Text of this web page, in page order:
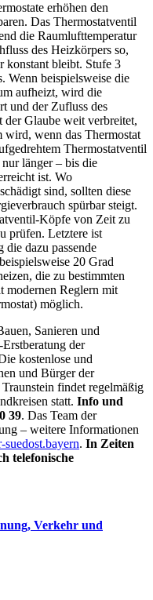
erhöhen den
Das Thermostatventil
die Raumlufttemperatur
des Heizkörpers so,
konstant bleibt. Stufe 3
Wenn beispielsweise die
aufheizt, wird die
und der Zufluss des
der Glaube weit verbreitet,
wird, wenn das Thermostat
Thermostatventil
länger – bis die
ist. Wo
sind, sollten diese
spürbar steigt.
Köpfe von Zeit zu
prüfen. Letztere ist
dazu passende
20 Grad
die zu bestimmten
modernen Reglern mit
möglich.
Sanieren und
der
kostenlose und
und Bürger der
findet regelmäßig
statt. Info und
39. Das Team der
– weitere Informationen
. In Zeiten
telefonische
Verkehr und